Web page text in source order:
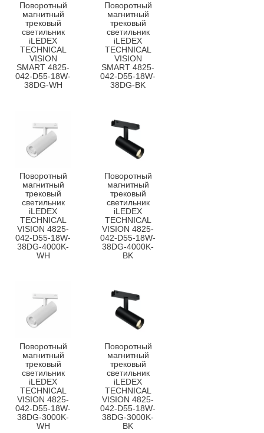
Поворотный
магнитный
трековый
светильник
iLEDEX
TECHNICAL
VISION
SMART 4825-
042-D55-18W-
38DG-WH
Поворотный
магнитный
трековый
светильник
iLEDEX
TECHNICAL
VISION
SMART 4825-
042-D55-18W-
38DG-BK
Поворотный
магнитный
трековый
светильник
iLEDEX
TECHNICAL
VISION 4825-
042-D55-18W-
38DG-4000K-
WH
Поворотный
магнитный
трековый
светильник
iLEDEX
TECHNICAL
VISION 4825-
042-D55-18W-
38DG-4000K-
BK
Поворотный
магнитный
трековый
светильник
iLEDEX
TECHNICAL
VISION 4825-
042-D55-18W-
38DG-3000K-
WH
Поворотный
магнитный
трековый
светильник
iLEDEX
TECHNICAL
VISION 4825-
042-D55-18W-
38DG-3000K-
BK